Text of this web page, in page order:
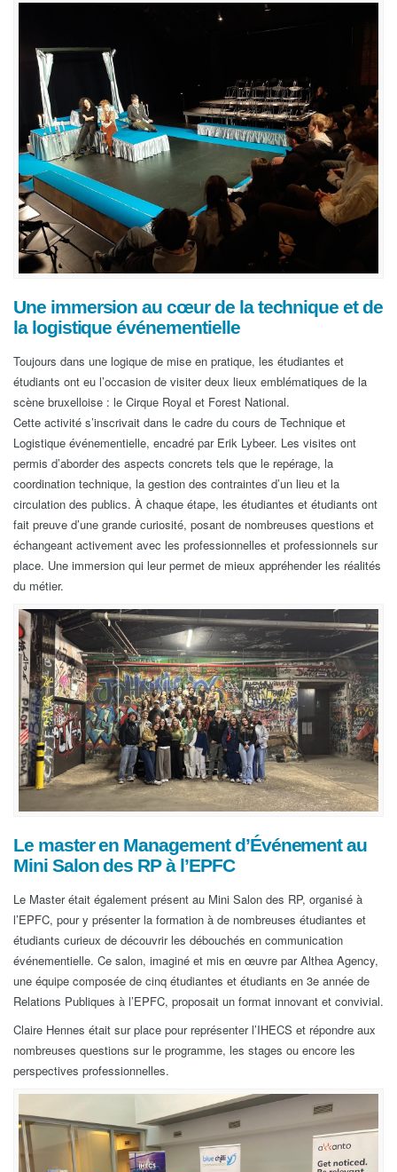
Une immersion au cœur de la technique et de
la logistique événementielle
Toujours dans une logique de mise en pratique, les étudiantes et
étudiants ont eu l’occasion de visiter deux lieux emblématiques de la
scène bruxelloise : le Cirque Royal et Forest National.
Cette activité s’inscrivait dans le cadre du cours de Technique et
Logistique événementielle, encadré par Erik Lybeer. Les visites ont
permis d’aborder des aspects concrets tels que le repérage, la
coordination technique, la gestion des contraintes d’un lieu et la
circulation des publics. À chaque étape, les étudiantes et étudiants ont
fait preuve d’une grande curiosité, posant de nombreuses questions et
échangeant activement avec les professionnelles et professionnels sur
place. Une immersion qui leur permet de mieux appréhender les réalités
du métier.
Le master en Management d’Événement au
Mini Salon des RP à l’EPFC
Le Master était également présent au Mini Salon des RP, organisé à
l’EPFC, pour y présenter la formation à de nombreuses étudiantes et
étudiants curieux de découvrir les débouchés en communication
événementielle. Ce salon, imaginé et mis en œuvre par Althea Agency,
une équipe composée de cinq étudiantes et étudiants en 3e année de
Relations Publiques à l’EPFC, proposait un format innovant et convivial.
Claire Hennes était sur place pour représenter l’IHECS et répondre aux
nombreuses questions sur le programme, les stages ou encore les
perspectives professionnelles.